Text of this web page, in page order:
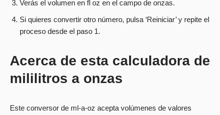
Verás el volumen en fl oz en el campo de onzas.
Si quieres convertir otro número, pulsa ‘Reiniciar’ y repite el
proceso desde el paso 1.
Acerca de esta calculadora de
mililitros a onzas
Este conversor de ml-a-oz acepta volúmenes de valores